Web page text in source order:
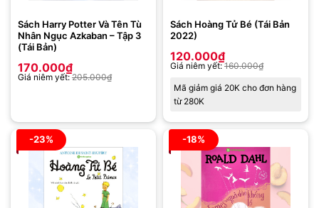
Sách Harry Potter Và Tên Tù
Nhân Ngục Azkaban – Tập 3
(Tái Bản)
170.000₫
Giá niêm yết:205.000₫
Sách Hoàng Tử Bé (Tái Bản
2022)
120.000₫
Giá niêm yết:160.000₫
Mã giảm giá 20K cho đơn hàng
từ 280K
-23% -18%